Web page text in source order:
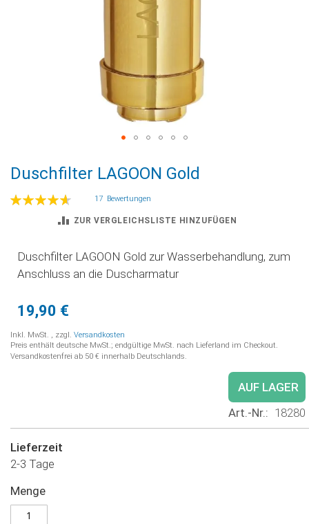
Anfang
Bildgalerie
Duschfilter LAGOON Gold
Bewertung:
17 Bewertungen
ZUR VERGLEICHSLISTE HINZUFÜGEN
Duschfilter LAGOON Gold zur Wasserbehandlung, zum
Anschluss an die Duscharmatur
19,90 €
Inkl. MwSt. , zzgl. Versandkosten
Preis enthält deutsche MwSt.; endgültige MwSt. nach Lieferland im Checkout.
Versandkostenfrei ab 50 € innerhalb Deutschlands.
AUF LAGER
Art.-Nr.
18280
Lieferzeit
2-3 Tage
Menge